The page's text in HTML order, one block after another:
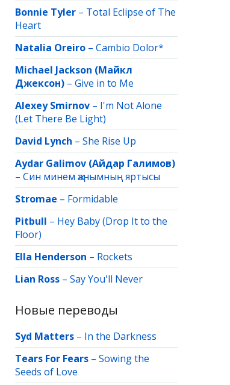
Bonnie Tyler – Total Eclipse of The
Heart
Natalia Oreiro – Cambio Dolor*
Michael Jackson (Майкл
Джексон) – Give in to Me
Alexey Smirnov – I'm Not Alone
(Let There Be Light)
David Lynch – She Rise Up
Aydar Galimov (Айдар Галимов)
– Син минем җанымның яртысы
Stromae – Formidable
Pitbull – Hey Baby (Drop It to the
Floor)
Ella Henderson – Rockets
Lian Ross – Say You'll Never
Новые переводы
Syd Matters – In the Darkness
Tears For Fears – Sowing the
Seeds of Love